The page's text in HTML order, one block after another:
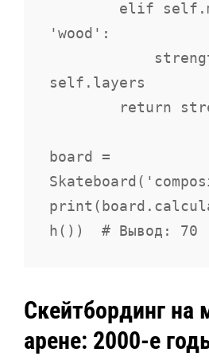
'wood':
self.layers
board =
Скейтбординг на
арене: 2000-е